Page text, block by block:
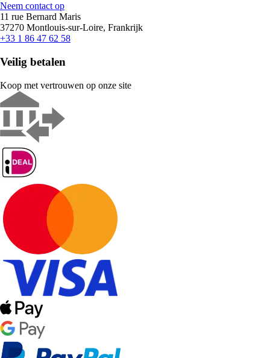
Neem contact op
11 rue Bernard Maris
37270 Montlouis-sur-Loire, Frankrijk
+33 1 86 47 62 58
Veilig betalen
Koop met vertrouwen op onze site